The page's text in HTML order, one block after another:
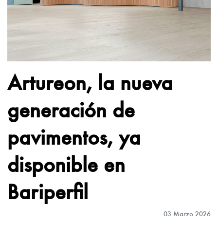
Artureon, la nueva
generación de
pavimentos, ya
disponible en
Bariperfil
03 Marzo 2026